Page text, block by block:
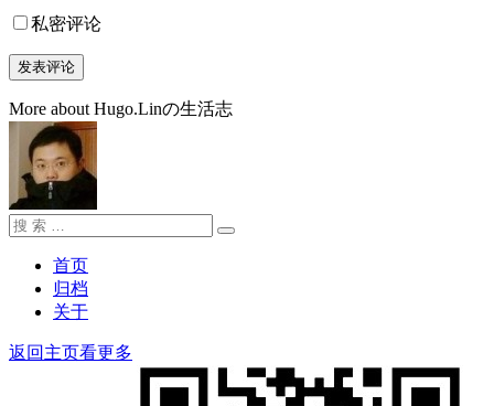
私密评论
More about Hugo.Linの生活志
搜
搜
首页
归档
关于
返回主页看更多